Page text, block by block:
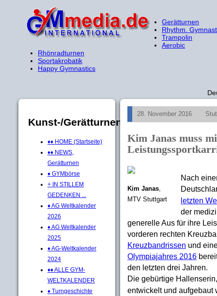
Gerätturnen
Rhythm.
Trampolin
Aerobic
Rhönradturnen
Sportakrobatik
Happy Gymnastics
Kunst-/Gerätturnen
♦♦ HOME (Startseite)
♦♦ NEWS,
Gerätturnen
♦ GYMbörse
+ IN STILLEM
GEDENKEN ...
♦ AG Weltkalender
2026
♦ AG Weltkalender
2025
♦ AG-Weltkalender
2024
♦♦ ALLE GYM-
WELTKALENDER
♦ Turngeschichte
28. November 2016
Kim Janas muss
Kim Janas,
MTV Stuttgart
Nach
letzten
der
generelle Aus für ihre
vorderen rechten
Kreuzbandrissen und
Olympiajahres 2016
den letzten drei Jahren.
Die gebürtige
entwickelt und aufgebaut